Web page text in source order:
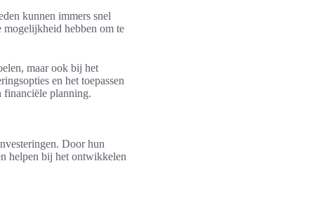
kunnen immers snel
mogelijkheid hebben om te
maar ook bij het
en het toepassen
financiële planning.
Door hun
helpen bij het ontwikkelen